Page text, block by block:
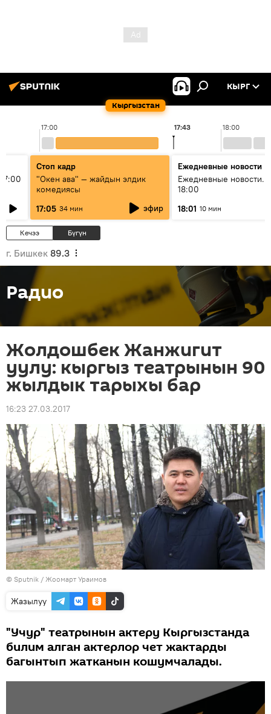
Кыргызстан
КЫРГ
17:00 18:00
17:43
Стоп кадр
"Окен ава" — жайдын элдик
комедиясы
17:05 34 мин эфир
Ежедневные новости
Ежедневные новости.
18:00
18:01 10 мин
Кечээ Бүгүн
г. Бишкек 89.3
Радио
Жолдошбек Жанжигит
уулу: кыргыз театрынын 90
жылдык тарыхы бар
16:23 27.03.2017
© Sputnik / Жоомарт Ураимов
Жазылуу
"Учур" театрынын актеру Кыргызстанда
билим алган актерлор чет жактарды
багынтып жатканын кошумчалады.